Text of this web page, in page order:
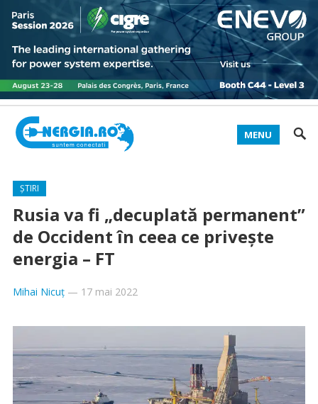
MENU
ȘTIRI
Rusia va fi „decuplată permanent”
de Occident în ceea ce privește
energia – FT
Mihai Nicuț— 17 mai 2022